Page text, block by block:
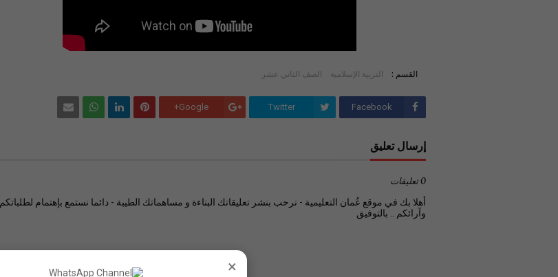
القسم : التربية الإسلامية الصف الثاني عشر
Facebook
Twitter
Google+
إرسال تعليق
0 تعليقات
أهلا بك في موقع عُمان التعليمية - نرحب بنشر تعليقاتك البناءة و مساهماتك الطيبة - دائما نستمع بإهتمام لطلباتكم
وآرائكم .. بالتوفيق
×